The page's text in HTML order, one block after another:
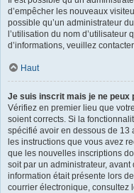
d’empêcher les nouveaux
possible qu’un administrateur
l’utilisation du nom
d’informations, veuillez
Haut
Je suis inscrit mais je ne peux
Vérifiez en premier lieu que
soient corrects. Si la
spécifié avoir en dessous de 13
les instructions que vous avez
que les nouvelles inscriptions
soit par un administrateur,
information était présente lors
courrier électronique, consultez